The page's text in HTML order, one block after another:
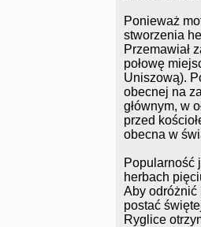
Ponieważ
stworzenia
Przemawiał
połowę
Uniszową).
obecnej na
głównym, w
przed
obecna w
Popularność
herbach
Aby odróżnić
postać
Ryglice